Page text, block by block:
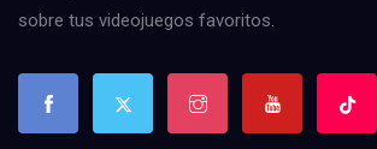
sobre tus videojuegos favoritos.